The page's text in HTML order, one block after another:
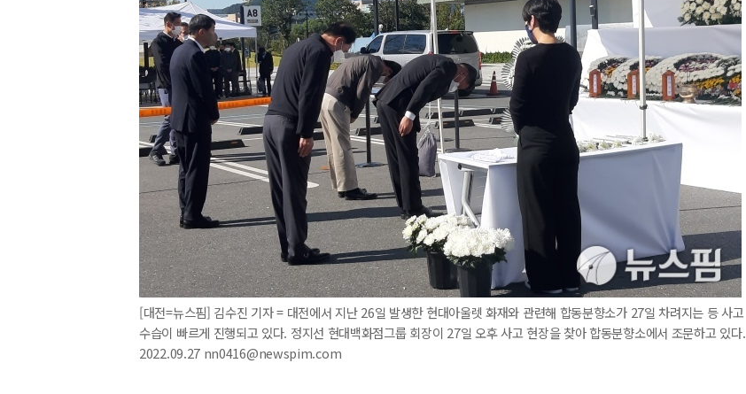
[대전=뉴스핌] 김수진 기자 = 대전에서 지난 26일 발생한 현대아울렛 화재와 관련해 합동분향소가 27일 차려지는 등 사고
수습이 빠르게 진행되고 있다. 정지선 현대백화점그룹 회장이 27일 오후 사고 현장을 찾아 합동분향소에서 조문하고 있다.
2022.09.27 nn0416@newspim.com